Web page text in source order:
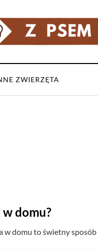
ZWIERZĘTA
domu?
w domu to świetny